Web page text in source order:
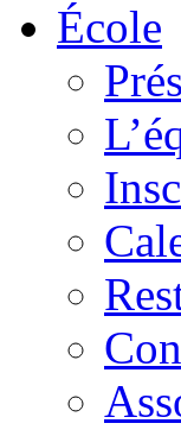
École